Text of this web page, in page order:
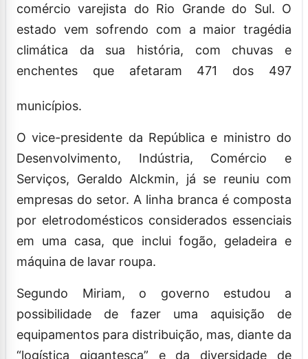
comércio varejista do Rio Grande do Sul. O
estado vem sofrendo com a maior tragédia
climática da sua história, com chuvas e
enchentes que afetaram 471 dos 497
municípios.
O vice-presidente da República e ministro do
Desenvolvimento, Indústria, Comércio e
Serviços, Geraldo Alckmin, já se reuniu com
empresas do setor. A linha branca é composta
por eletrodomésticos considerados essenciais
em uma casa, que inclui fogão, geladeira e
máquina de lavar roupa.
Segundo Miriam, o governo estudou a
possibilidade de fazer uma aquisição de
equipamentos para distribuição, mas, diante da
“logística gigantesca” e da diversidade de